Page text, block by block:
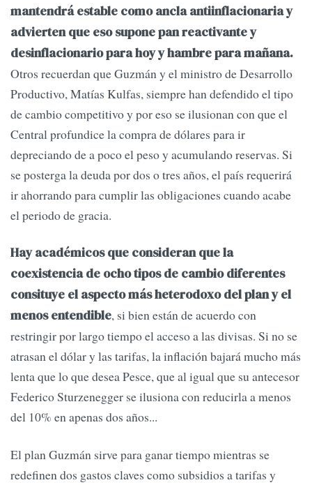
mantendrá estable como ancla antiinflacionaria y
advierten que eso supone pan reactivante y
desinflacionario para hoy y hambre para mañana.
Otros recuerdan que Guzmán y el ministro de Desarrollo
Productivo, Matías Kulfas, siempre han defendido el tipo
de cambio competitivo y por eso se ilusionan con que el
Central profundice la compra de dólares para ir
depreciando de a poco el peso y acumulando reservas. Si
se posterga la deuda por dos o tres años, el país requerirá
ir ahorrando para cumplir las obligaciones cuando acabe
el periodo de gracia.
Hay académicos que consideran que la
coexistencia de ocho tipos de cambio diferentes
consituye el aspecto más heterodoxo del plan y el
menos entendible, si bien están de acuerdo con
restringir por largo tiempo el acceso a las divisas. Si no se
atrasan el dólar y las tarifas, la inflación bajará mucho más
lenta que lo que desea Pesce, que al igual que su antecesor
Federico Sturzenegger se ilusiona con reducirla a menos
del 10% en apenas dos años...
El plan Guzmán sirve para ganar tiempo mientras se
redefinen dos gastos claves como subsidios a tarifas y